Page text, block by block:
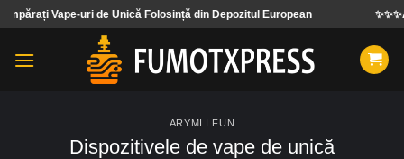
Treci
la
conținut
de Unică Folosință din Depozitul European ✨✨✨Acceptăm
ARYMI I FUN
Dispozitivele de vape de unică